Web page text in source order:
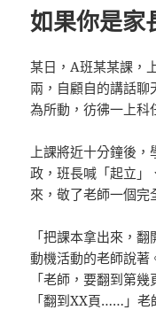
如果你是
某日，A班某某課，
兩，自顧自的講話
為所動，彷彿一上科
上課將近十分鐘後
政，班長喊「起立」
來，敬了老師一個完
「把課本拿出來，
動機活動的老師說著
「老師，要翻到第
「翻到XX頁……」老